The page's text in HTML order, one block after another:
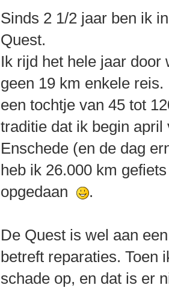
Sinds 2 1/2 jaar ben ik
Quest.
Ik rijd het hele jaar
geen 19 km enkele
een tochtje van 45 tot
traditie dat ik begin
Enschede (en de dag
heb ik 26.000 km
opgedaan
.
De Quest is wel aan
betreft reparaties. Toen
schade op, en dat is er